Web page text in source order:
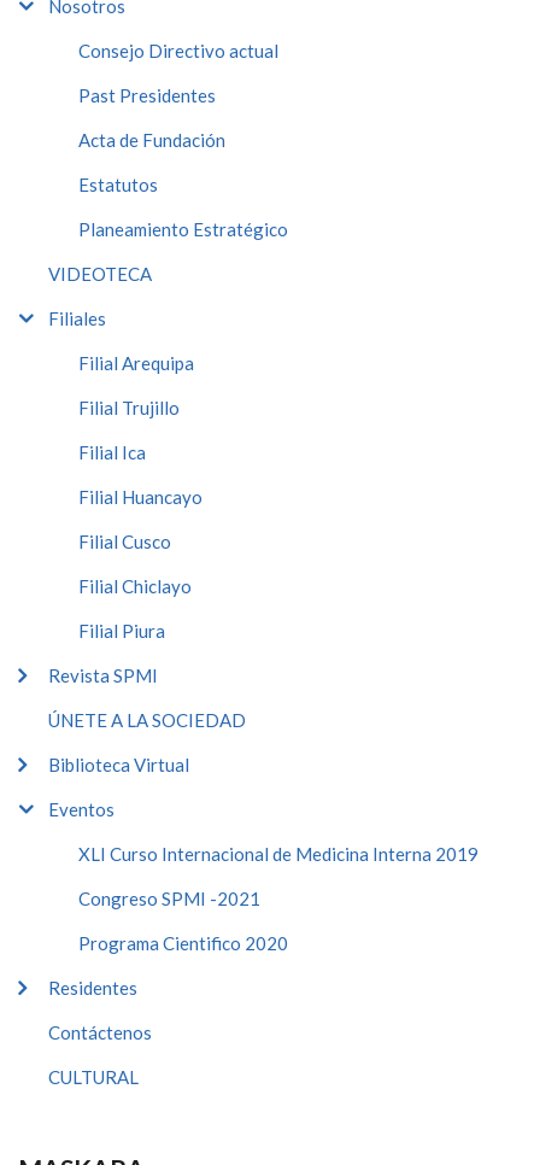
Nosotros
Consejo Directivo actual
Past Presidentes
Acta de Fundación
Estatutos
Planeamiento Estratégico
VIDEOTECA
Filiales
Filial Arequipa
Filial Trujillo
Filial Ica
Filial Huancayo
Filial Cusco
Filial Chiclayo
Filial Piura
Revista SPMI
ÚNETE A LA SOCIEDAD
Biblioteca Virtual
Eventos
XLI Curso Internacional de Medicina Interna 2019
Congreso SPMI -2021
Programa Cientifico 2020
Residentes
Contáctenos
CULTURAL